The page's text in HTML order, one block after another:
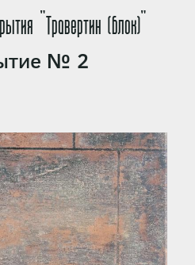
"Травертин (блок)"
№ 2